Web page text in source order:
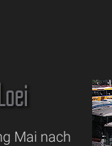
Loei
Mai nach